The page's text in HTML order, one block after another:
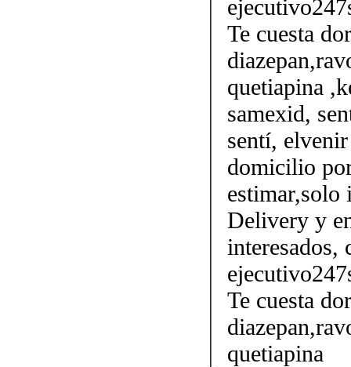
Te cuesta
quetiapina
samexid,
sentí,
domicilio
estimar,solo
Delivery y
interesados,
Te cuesta
quetiapina